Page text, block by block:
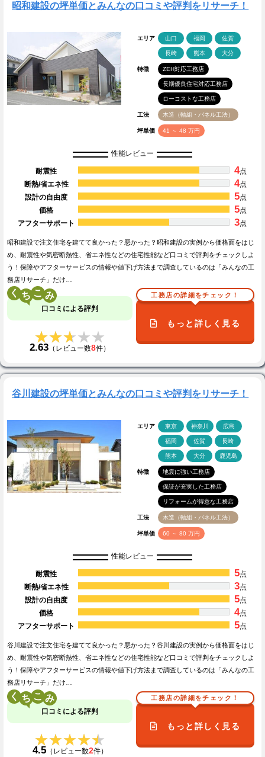
昭和建設の坪単価とみんなの口コミや評判をリサーチ！
エリア 山口 福岡 佐賀
長崎 熊本 大分
特徴 ZEH対応工務店
長期優良住宅対応工務店
ローコストな工務店
工法 木造（軸組・パネル工法）
坪単価 41 ～ 48 万円
性能レビュー
耐震性 4点
断熱/省エネ性
4点
設計の自由度
5点
価格
5点
アフターサポート
3点
昭和建設で注文住宅を建てて良かった？悪かった？昭和建設の実例から価格面をはじ
め、耐震性や気密断熱性、省エネ性などの住宅性能など口コミで評判をチェックしよ
う！保障やアフターサービスの情報や値下げ方法まで調査しているのは「みんなの工
務店リサーチ」だけ…
く こ
口コミによる評判
★★★★★
★★★★★
2.63 （レビュー数8件）
工務店の詳細をチェック！
もっと詳しく見る
谷川建設の坪単価とみんなの口コミや評判をリサーチ！
エリア 東京 神奈川 広島
福岡 佐賀 長崎
熊本 大分 鹿児島
特徴 地震に強い工務店
保証が充実した工務店
リフォームが得意な工務店
工法 木造（軸組・パネル工法）
坪単価 60 ～ 80 万円
性能レビュー
耐震性 5点
断熱/省エネ性
3点
設計の自由度
5点
価格
4点
アフターサポート
5点
谷川建設で注文住宅を建てて良かった？悪かった？谷川建設の実例から価格面をはじ
め、耐震性や気密断熱性、省エネ性などの住宅性能など口コミで評判をチェックしよ
う！保障やアフターサービスの情報や値下げ方法まで調査しているのは「みんなの工
務店リサーチ」だけ…
く こ
口コミによる評判
★★★★★
★★★★★
4.5（レビュー数2件）
工務店の詳細をチェック！
もっと詳しく見る